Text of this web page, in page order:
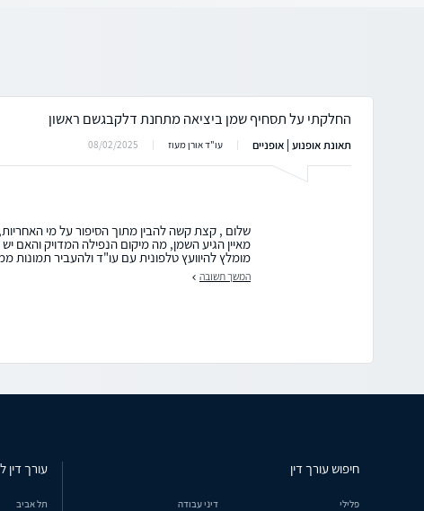
החלקתי על תסחיף שמן ביציאה מתחנת דלקבגשם ראשון
תאונת אופנוע | אופניים עו"ד אורן מעוז 08/02/2025
שלום , קצת קשה להבין מתוך הסיפור על מי
מאיין הגיע השמן, מה מיקום הנפילה המדויק והאם
מומלץ להיוועץ טלפונית עם עו"ד ולהעביר תמונות
המשך תשובה
חיפוש עורך דין
פלילי
דיני עבודה
עורך דין
תל אביב